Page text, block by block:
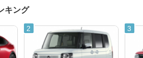
キング